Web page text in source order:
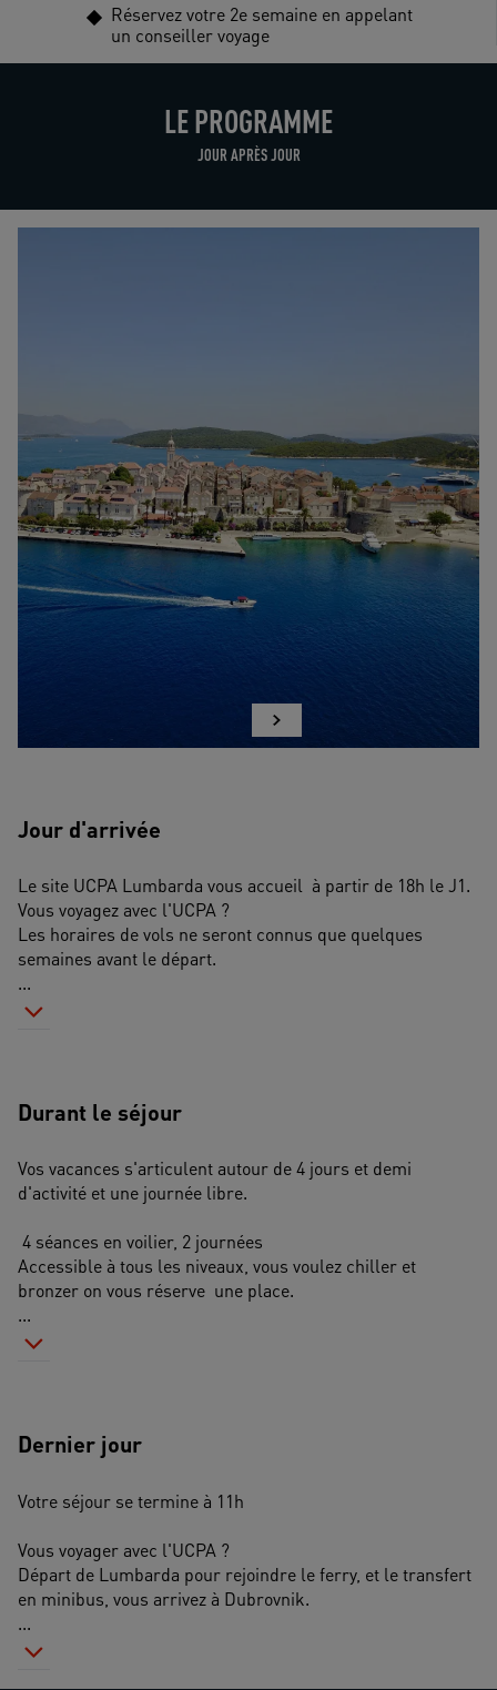
Réservez votre 2e semaine en appelant
un conseiller voyage
LE PROGRAMME
JOUR APRÈS JOUR
Jour d'arrivée
Le site UCPA Lumbarda vous accueil  à partir de 18h le J1.
Vous voyagez avec l'UCPA ?
Les horaires de vols ne seront connus que quelques
semaines avant le départ.
...
Durant le séjour
Vos vacances s'articulent autour de 4 jours et demi
d'activité et une journée libre.
4 séances en voilier, 2 journées
Accessible à tous les niveaux, vous voulez chiller et
bronzer on vous réserve  une place.
...
Dernier jour
Votre séjour se termine à 11h
Vous voyager avec l'UCPA ?
Départ de Lumbarda pour rejoindre le ferry, et le transfert
en minibus, vous arrivez à Dubrovnik.
...